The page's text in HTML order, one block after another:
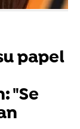
papel
"Se